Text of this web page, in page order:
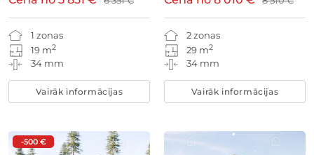
1 zonas
19 m2
34 mm
Vairāk informācijas
2 zonas
29 m2
34 mm
Vairāk informācijas
-500 €